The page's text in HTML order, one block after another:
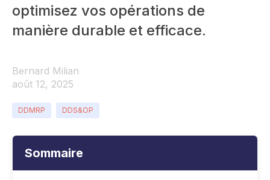
optimisez vos opérations de
manière durable et efficace.
Bernard Milian
août 12, 2025
DDMRP DDS&OP
Sommaire